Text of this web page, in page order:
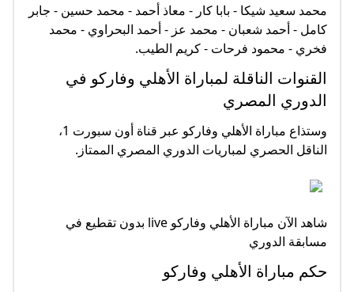
محمد سعيد شيكا - بابا كار - معاذ أحمد - محمد حسين - جابر
كامل - أحمد شعبان - محمد عز - أحمد البحراوي - محمد
فخري - محمود فرحات - كريم الطيب.
القنوات الناقلة لمباراة الأهلي وفاركو في
الدوري المصري
وستذاع مباراة الأهلي وفاركو عبر قناة أون سبورت 1،
الناقل الحصري لمباريات الدوري المصري الممتاز.
شاهد الآن مباراة الأهلي وفاركو live بدون تقطيع في
مسابقة الدوري
حكم مباراة الأهلي وفاركو